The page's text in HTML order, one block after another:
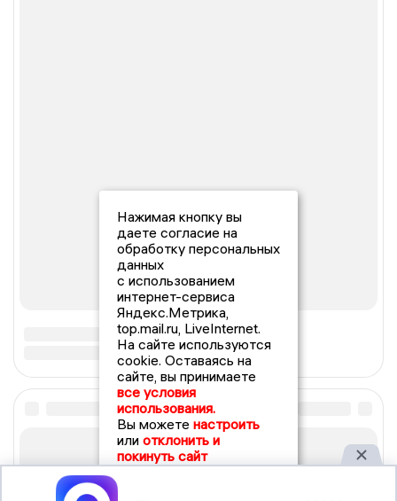
Нажимая кнопку вы
даете согласие на
обработку персональных
данных
с использованием
интернет-сервиса
Яндекс.Метрика,
top.mail.ru, LiveInternet.
На сайте используются
cookie. Оставаясь на
сайте, вы принимаете
все условия
использования.
Вы можете настроить
или отклонить и
покинуть сайт